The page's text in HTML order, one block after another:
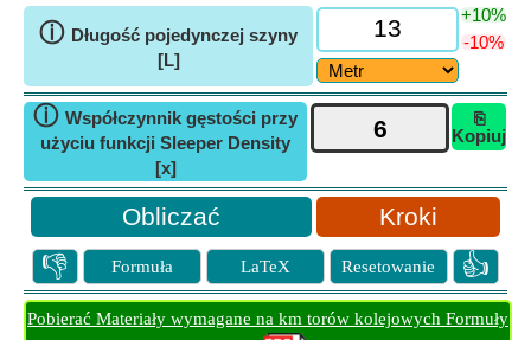
ⓘ Długość pojedynczej szyny
[L]
+10%
-10%
ⓘ Współczynnik gęstości przy
użyciu funkcji Sleeper Density
[x]
⎘
Kopiuj
Kroki
👎 Formuła LaTeX Resetowanie 👍
Pobierać Materiały wymagane na km torów kolejowych Formuły